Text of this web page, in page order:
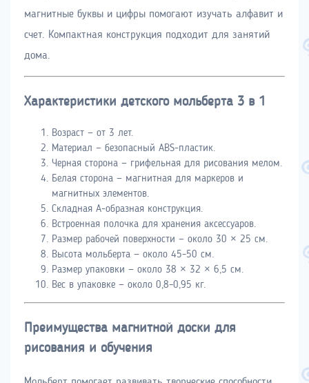
магнитные буквы и цифры помогают изучать алфавит и
счет. Компактная конструкция подходит для занятий
дома.
Характеристики детского мольберта 3 в 1
Возраст — от 3 лет.
Материал — безопасный ABS-пластик.
Черная сторона — грифельная для рисования мелом.
Белая сторона — магнитная для маркеров и
магнитных элементов.
Складная А-образная конструкция.
Встроенная полочка для хранения аксессуаров.
Размер рабочей поверхности — около 30 × 25 см.
Высота мольберта — около 45–50 см.
Размер упаковки — около 38 × 32 × 6,5 см.
Вес в упаковке — около 0,8–0,95 кг.
Преимущества магнитной доски для
рисования и обучения